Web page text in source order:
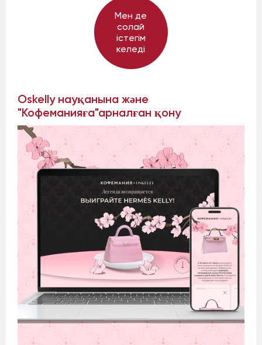
Мен де
солай
істегім
келеді
Oskelly науқанына және
"Кофеманияға"арналған қону